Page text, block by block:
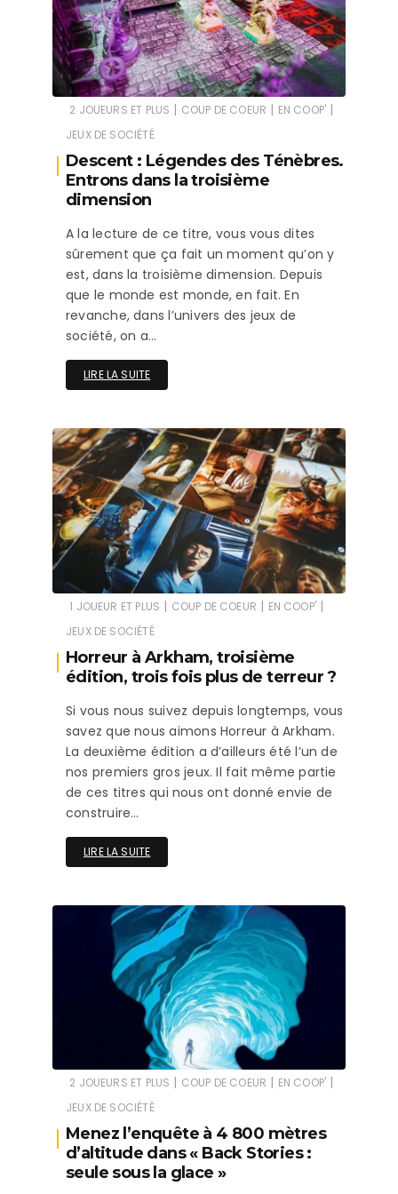
2 JOUEURS ET PLUS | COUP DE COEUR | EN COOP' |
JEUX DE SOCIÉTÉ
Descent : Légendes des Ténèbres.
Entrons dans la troisième
dimension
A la lecture de ce titre, vous vous dites
sûrement que ça fait un moment qu’on y
est, dans la troisième dimension. Depuis
que le monde est monde, en fait. En
revanche, dans l’univers des jeux de
société, on a…
LIRE LA SUITE
1 JOUEUR ET PLUS | COUP DE COEUR | EN COOP' |
JEUX DE SOCIÉTÉ
Horreur à Arkham, troisième
édition, trois fois plus de terreur ?
Si vous nous suivez depuis longtemps, vous
savez que nous aimons Horreur à Arkham.
La deuxième édition a d’ailleurs été l’un de
nos premiers gros jeux. Il fait même partie
de ces titres qui nous ont donné envie de
construire…
LIRE LA SUITE
2 JOUEURS ET PLUS | COUP DE COEUR | EN COOP' |
JEUX DE SOCIÉTÉ
Menez l’enquête à 4 800 mètres
d’altitude dans « Back Stories :
seule sous la glace »